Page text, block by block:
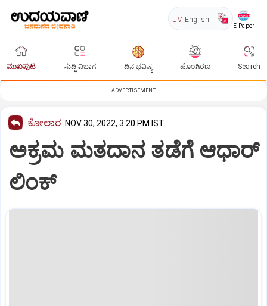
UV English
E-Paper
ಮುಖಪುಟ ಸುದ್ದಿ ವಿಭಾಗ ದಿನ ಭವಿಷ್ಯ ಹೊಂಗಿರಣ Search
ADVERTISEMENT
ಕೋಲಾರ NOV 30, 2022, 3:20 PM IST
ಅಕ್ರಮ ಮತದಾನ ತಡೆಗೆ ಆಧಾರ್‌
ಲಿಂಕ್‌